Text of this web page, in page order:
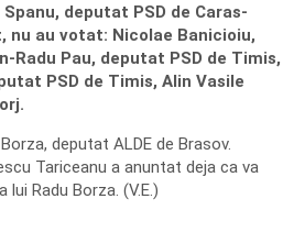
deputat PSD de Caras-
nu au votat: Nicolae Banicioiu,
Radu Pau, deputat PSD de Timis,
PSD de Timis, Alin Vasile
deputat ALDE de Brasov.
Tariceanu a anuntat deja ca va
Radu Borza. (V.E.)